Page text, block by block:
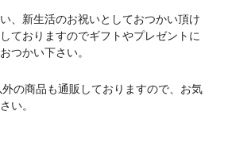
、新生活のお祝いとしておつかい頂け
ておりますのでギフトやプレゼントに
つかい下さい。
の商品も通販しておりますので、お気
い。